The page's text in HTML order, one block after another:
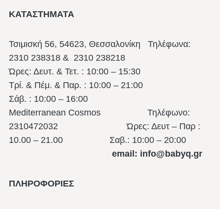
ΚΑΤΑΣΤΗΜΑΤΑ
Τσιμισκή 56, 54623, Θεσσαλονίκη Τηλέφωνα:
2310 238318 & 2310 238218
Ώρες: Δευτ. & Τετ. : 10:00 – 15:30
Τρί. & Πέμ. & Παρ. : 10:00 – 21:00
Σάβ. : 10:00 – 16:00
Mediterranean Cosmos Τηλέφωνο:
2310472032 Ώρες: Δευτ – Παρ :
10.00 – 21.00 Σαβ.: 10:00 – 20:00
email: info@babyq.gr
ΠΛΗΡΟΦΟΡΙΕΣ